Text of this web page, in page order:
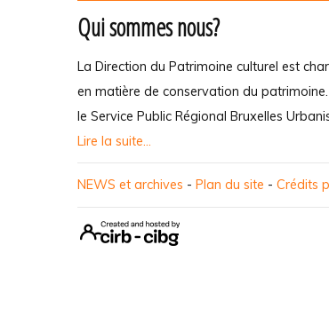
Qui sommes nous?
La Direction du Patrimoine culturel est
en matière de conservation du
le Service Public Régional Bruxelles
Lire la suite...
NEWS et archives - Plan du site - Crédits